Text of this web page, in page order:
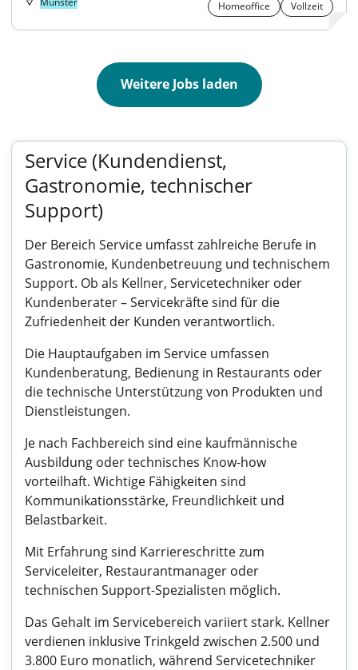
Homeoffice Vollzeit
Weitere Jobs laden
Service (Kundendienst,
Gastronomie, technischer
Support)
Der Bereich Service umfasst zahlreiche Berufe in
Gastronomie, Kundenbetreuung und technischem
Support. Ob als Kellner, Servicetechniker oder
Kundenberater – Servicekräfte sind für die
Zufriedenheit der Kunden verantwortlich.
Die Hauptaufgaben im Service umfassen
Kundenberatung, Bedienung in Restaurants oder
die technische Unterstützung von Produkten und
Dienstleistungen.
Je nach Fachbereich sind eine kaufmännische
Ausbildung oder technisches Know-how
vorteilhaft. Wichtige Fähigkeiten sind
Kommunikationsstärke, Freundlichkeit und
Belastbarkeit.
Mit Erfahrung sind Karriereschritte zum
Serviceleiter, Restaurantmanager oder
technischen Support-Spezialisten möglich.
Das Gehalt im Servicebereich variiert stark. Kellner
verdienen inklusive Trinkgeld zwischen 2.500 und
3.800 Euro monatlich, während Servicetechniker